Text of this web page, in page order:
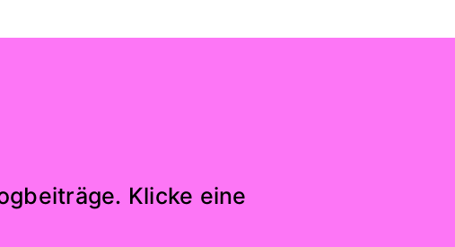
Klicke eine